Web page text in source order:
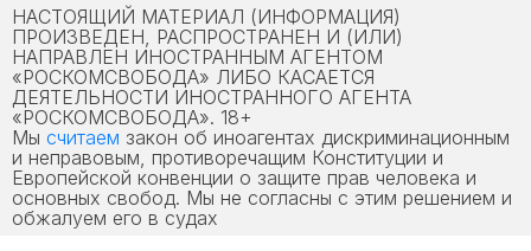
НАСТОЯЩИЙ МАТЕРИАЛ (ИНФОРМАЦИЯ)
ПРОИЗВЕДЕН, РАСПРОСТРАНЕН И (ИЛИ)
НАПРАВЛЕН ИНОСТРАННЫМ АГЕНТОМ
«РОСКОМСВОБОДА» ЛИБО КАСАЕТСЯ
ДЕЯТЕЛЬНОСТИ ИНОСТРАННОГО АГЕНТА
«РОСКОМСВОБОДА». 18+
Мы считаем закон об иноагентах дискриминационным
и неправовым, противоречащим Конституции и
Европейской конвенции о защите прав человека и
основных свобод. Мы не согласны с этим решением и
обжалуем его в судах